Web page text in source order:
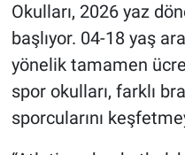
Okulları, 2026 yaz
başlıyor. 04-18 yaş
yönelik tamamen
spor okulları, farklı
sporcularını